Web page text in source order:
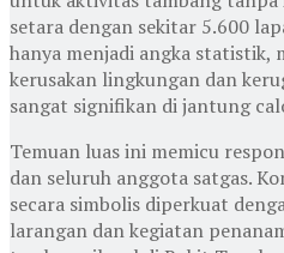
setara dengan sekitar 5.600
hanya menjadi angka statistik,
kerusakan lingkungan dan
sangat signifikan di jantung
Temuan luas ini memicu
dan seluruh anggota satgas.
secara simbolis diperkuat
larangan dan kegiatan